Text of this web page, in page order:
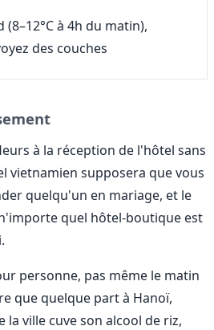
(8–12°C à 4h du matin),
des couches
à la réception de l'hôtel sans
vietnamien supposera que vous
quelqu'un en mariage, et le
quel hôtel-boutique est
personne, pas même le matin
que quelque part à Hanoï,
la ville cuve son alcool de riz,